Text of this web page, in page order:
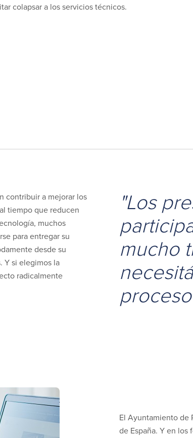
colapsar a los servicios técnicos.
contribuir a mejorar los
tiempo que reducen
muchos
para entregar su
desde su
Y si elegimos la
radicalmente
"Los
mucho
El Ayuntamiento de
de España. Y en